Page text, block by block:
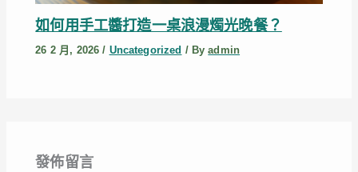
如何用手工醬打造一桌浪漫燭光晚餐？
26 2 月, 2026/ Uncategorized / Byadmin
發佈留言